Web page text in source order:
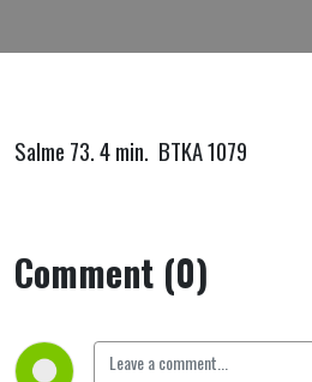
hånd."
Salme 73. 4 min. BTKA 1079
Comment (0)